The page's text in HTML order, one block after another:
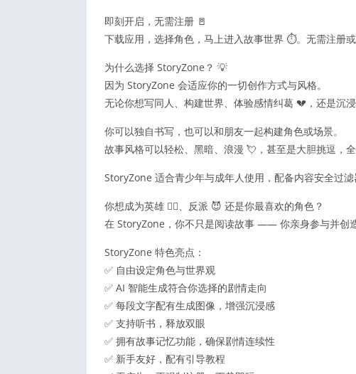
即刻开启，无需注册 🚪
下载应用，选择角色，马上进入故事世界 ⏱️。无需注册或
为什么选择 StoryZone？ 💡
因为 StoryZone 会适应你的一切创作方式与风格。
无论你想写同人、构建世界、体验感情纠葛 💔，还是沉
你可以独自书写，也可以和朋友一起构建角色或场景。
故事风格可以轻松、黑暗、浪漫 💘，甚至是大胆挑逗，全
StoryZone 适合青少年与成年人使用，配备内容安全过
你想成为英雄 🦸‍♀️、反派 😈 还是你最喜欢的角色？
在 StoryZone，你不只是阅读故事 —— 你亲身参与并创造
StoryZone 特色亮点：
✅ 自由设定角色与世界观
✅ AI 智能生成符合你选择的剧情走向
✅ 每段文字配有生成图像，增强沉浸感
✅ 支持听书，释放双眼
✅ 拥有故事记忆功能，确保剧情连续性
✅ 新手友好，配有引导教程